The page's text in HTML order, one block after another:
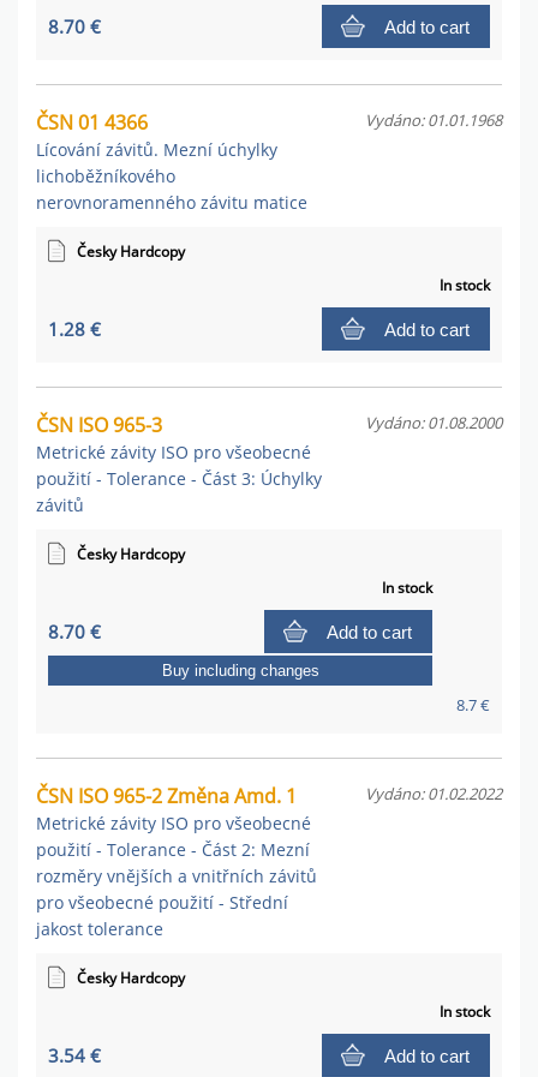
8.70 € Add to cart
ČSN 01 4366
Lícování závitů. Mezní úchylky
lichoběžníkového
nerovnoramenného závitu matice
Vydáno: 01.01.1968
Česky Hardcopy
In stock
1.28 € Add to cart
ČSN ISO 965-3
Metrické závity ISO pro všeobecné
použití - Tolerance - Část 3: Úchylky
závitů
Vydáno: 01.08.2000
Česky Hardcopy
In stock
8.70 € Add to cart
8.7 €
Buy including changes
ČSN ISO 965-2 Změna Amd. 1
Metrické závity ISO pro všeobecné
použití - Tolerance - Část 2: Mezní
rozměry vnějších a vnitřních závitů
pro všeobecné použití - Střední
jakost tolerance
Vydáno: 01.02.2022
Česky Hardcopy
In stock
3.54 € Add to cart